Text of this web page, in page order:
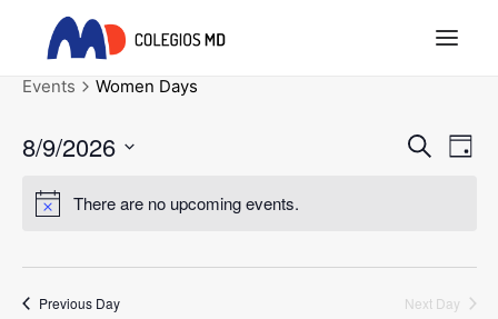
PROYECTO EDUCATIVO
COLEGIOS MD
REQUISITOS LEGALES
SEARCH
Events Women Days
Views
Search
Day
8/9/2026
date.
There are no upcoming events.
Previous Day Next Day